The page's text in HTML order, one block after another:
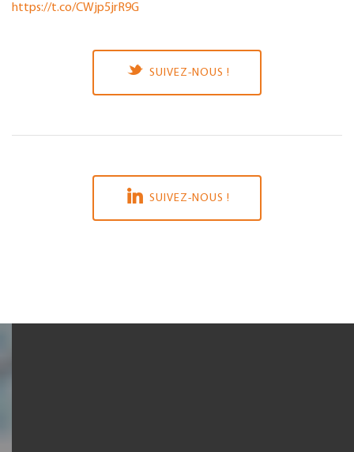
https://t.co/CWjp5jrR9G
SUIVEZ-NOUS !
SUIVEZ-NOUS !